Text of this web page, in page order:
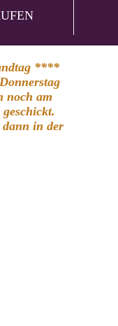
****
noch am
dann in der